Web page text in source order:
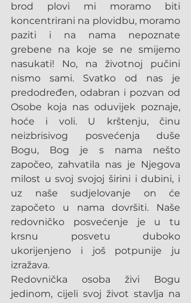
brod plovi mi moramo biti
koncentrirani na plovidbu, moramo
paziti i na nama nepoznate
grebene na koje se ne smijemo
nasukati! No, na životnoj pučini
nismo sami. Svatko od nas je
predodređen, odabran i pozvan od
Osobe koja nas oduvijek poznaje,
hoće i voli. U krštenju, činu
neizbrisivog posvećenja duše
Bogu, Bog je s nama nešto
započeo, zahvatila nas je Njegova
milost u svoj svojoj širini i dubini, i
uz naše sudjelovanje on će
započeto u nama dovršiti. Naše
redovničko posvećenje je u tu
krsnu posvetu duboko
ukorijenjeno i još potpunije ju
izražava.
Redovnička osoba živi Bogu
jedinom, cijeli svoj život stavlja na